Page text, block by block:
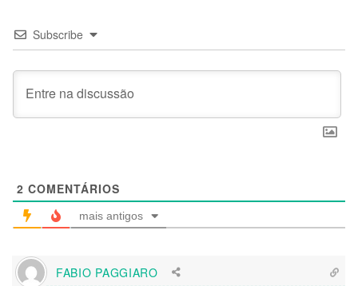
Subscribe
2 COMENTÁRIOS
mais antigos
FABIO PAGGIARO